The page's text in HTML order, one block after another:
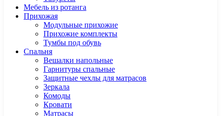
Мебель из ротанга
Прихожая
Модульные прихожие
Прихожие комплекты
Тумбы под обувь
Спальня
Вешалки напольные
Гарнитуры спальные
Защитные чехлы для матрасов
Зеркала
Комоды
Кровати
Матрасы